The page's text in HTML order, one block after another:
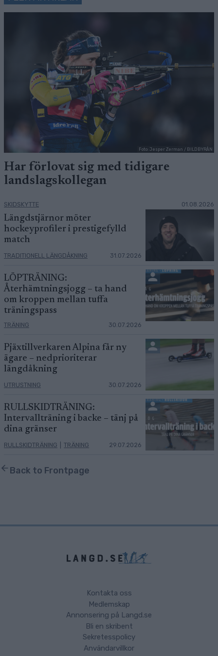
Foto: Jesper Zerman / BILDBYRÅN
Har förlovat sig med tidigare
landslagskollegan
SKIDSKYTTE 01.08.2026
Längdstjärnor möter
hockeyprofiler i prestigefylld
match
TRADITIONELL LÄNGDÅKNING 31.07.2026
LÖPTRÄNING:
Återhämtningsjogg – ta hand
om kroppen mellan tuffa
träningspass
TRÄNING 30.07.2026
Pjäxtillverkaren Alpina får ny
ägare – nedprioriterar
längdåkning
UTRUSTNING 30.07.2026
RULLSKIDTRÄNING:
Intervallträning i backe – tänj på
dina gränser
RULLSKIDTRÄNING TRÄNING 29.07.2026
Back to Frontpage
Kontakta oss
Medlemskap
Annonsering på Langd.se
Bli en skribent
Sekretesspolicy
Användarvillkor